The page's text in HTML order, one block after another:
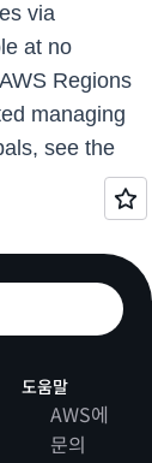
via
at no
Regions
managing
see the
도움말
AWS에
문의